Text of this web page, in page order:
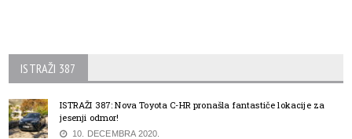
ISTRAŽI 387
ISTRAŽI 387: Nova Toyota C-HR pronašla fantastiče lokacije za
jesenji odmor!
10. DECEMBRA 2020.